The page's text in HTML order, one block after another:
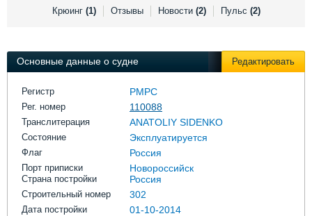
Конференции
Личности
Форум
Крюинг (1) Отзывы Новости (2) Пульс (2)
Основные данные о судне Редактировать
Регистр РМРС
Рег. номер 110088
Транслитерация ANATOLIY SIDENKO
Состояние Эксплуатируется
Флаг Россия
Порт приписки Новороссийск
Страна постройки Россия
Строительный номер 302
Дата постройки 01-10-2014